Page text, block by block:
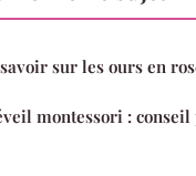
sur les ours en
montessori :